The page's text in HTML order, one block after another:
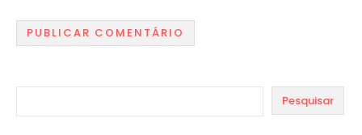
Pesquisar